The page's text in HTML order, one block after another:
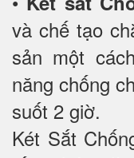
và chế tạo
sản một
năng chống
suốt 2 giờ.
Két Sắt